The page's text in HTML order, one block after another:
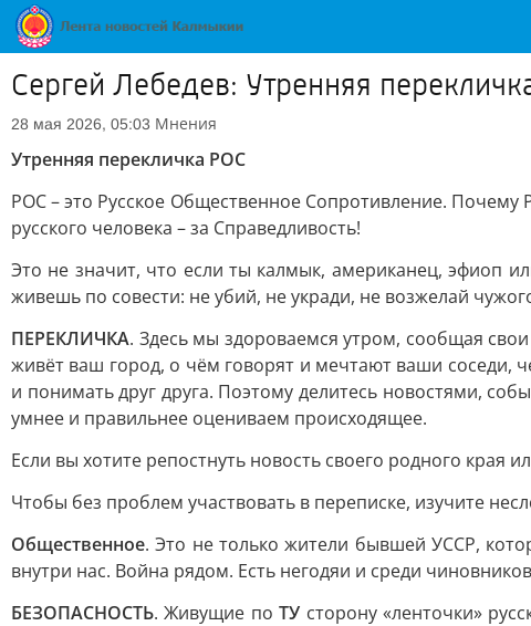
Сергей Лебедев: Утренняя
28 мая 2026, 05:03 Мнения
Утренняя перекличка РОС
РОС – это Русское Общественное Сопротивление. Почему
русского человека – за Справедливость!
Это не значит, что если ты калмык, американец, эфиоп
живешь по совести: не убий, не укради, не возжелай
ПЕРЕКЛИЧКА. Здесь мы здороваемся утром, сообщая
живёт ваш город, о чём говорят и мечтают ваши соседи,
и понимать друг друга. Поэтому делитесь новостями,
умнее и правильнее оцениваем происходящее.
Если вы хотите репостнуть новость своего родного края
Чтобы без проблем участвовать в переписке, изучите
Общественное. Это не только жители бывшей УССР,
внутри нас. Война рядом. Есть негодяи и среди
БЕЗОПАСНОСТЬ. Живущие поТУ сторону «ленточки»